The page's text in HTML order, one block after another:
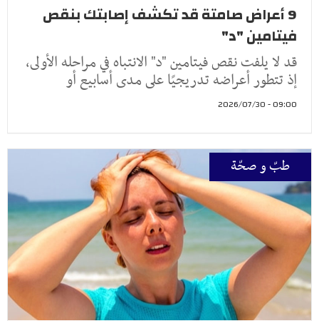
9 أعراض صامتة قد تكشف إصابتك بنقص
فيتامين "د"
قد لا يلفت نقص فيتامين "د" الانتباه في مراحله الأولى،
إذ تتطور أعراضه تدريجيًا على مدى أسابيع أو
09:00 - 2026/07/30
طبّ و صحّة